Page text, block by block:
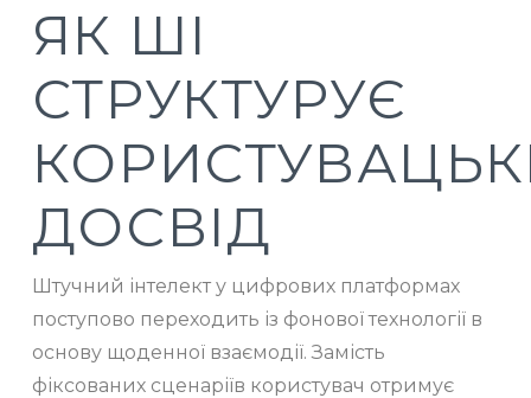
ЯК ШІ
СТРУКТУРУЄ
ДОСВІД
Штучний інтелект у цифрових платформах
поступово переходить із фонової технології в
основу щоденної взаємодії. Замість
фіксованих сценаріїв користувач отримує